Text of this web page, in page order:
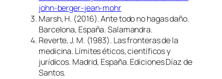
john-berger-jean-mohr
Marsh, H. (2016).Ante todo no hagas daño.
Barcelona, España. Salamandra.
Reverte, J. M. (1983). Las fronteras de la
medicina. Límites éticos, científicos y
jurídicos. Madrid, España. Ediciones Díaz de
Santos.